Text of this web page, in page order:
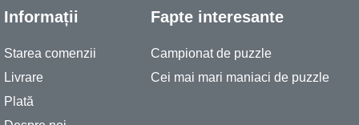
Informații
Starea comenzii
Livrare
Plată
Fapte interesante
Campionat de puzzle
Cei mai mari maniaci de puzzle